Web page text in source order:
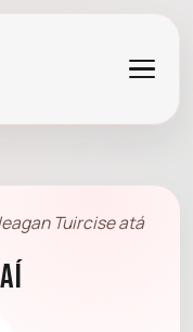
Tuircise atá